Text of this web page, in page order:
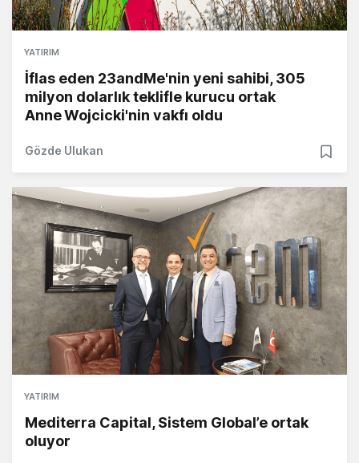
YATIRIM
İflas eden 23andMe'nin yeni sahibi, 305
milyon dolarlık teklifle kurucu ortak
Anne Wojcicki'nin vakfı oldu
Gözde Ulukan
YATIRIM
Mediterra Capital, Sistem Global’e ortak
oluyor